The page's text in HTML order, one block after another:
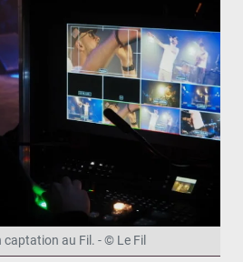
captation au Fil. - © Le Fil